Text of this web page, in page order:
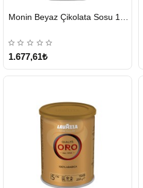
GÖNDERİ
1.677,61₺